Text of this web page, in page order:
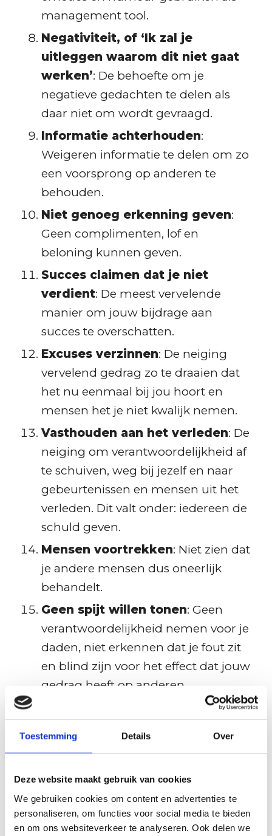
Toestemming Details Over
Deze website maakt gebruik van cookies
We gebruiken cookies om content en advertenties te
personaliseren, om functies voor social media te bieden
en om ons websiteverkeer te analyseren. Ook delen we
management tool.
Negativiteit, of ‘Ik zal je
uitleggen waarom dit niet gaat
werken’: De behoefte om je
negatieve gedachten te delen als
daar niet om wordt gevraagd.
Informatie achterhouden:
Weigeren informatie te delen om zo
een voorsprong op anderen te
behouden.
Niet genoeg erkenning geven:
Geen complimenten, lof en
beloning kunnen geven.
Succes claimen dat je niet
verdient: De meest vervelende
manier om jouw bijdrage aan
succes te overschatten.
Excuses verzinnen: De neiging
vervelend gedrag zo te draaien dat
het nu eenmaal bij jou hoort en
mensen het je niet kwalijk nemen.
Vasthouden aan het verleden: De
neiging om verantwoordelijkheid af
te schuiven, weg bij jezelf en naar
gebeurtenissen en mensen uit het
verleden. Dit valt onder: iedereen de
schuld geven.
Mensen voortrekken: Niet zien dat
je andere mensen dus oneerlijk
behandelt.
Geen spijt willen tonen: Geen
verantwoordelijkheid nemen voor je
daden, niet erkennen dat je fout zit
en blind zijn voor het effect dat jouw
gedrag heeft op anderen.
: De meest passief-
te hebben voor je collega’s.
De meest basale vorm van
onbeleefd gedrag.
De boodschapper straffen: De